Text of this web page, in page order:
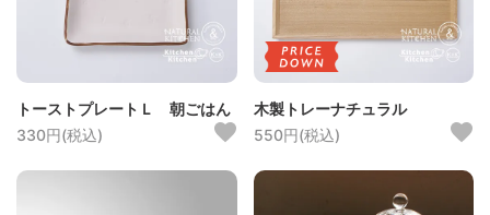
トーストプレートＬ 朝ごはん
330円(税込)
木製トレーナチュラル
550円(税込)